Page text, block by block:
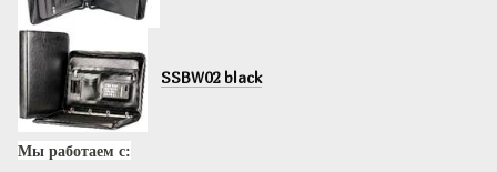
SSBW02 black
Мы работаем с: